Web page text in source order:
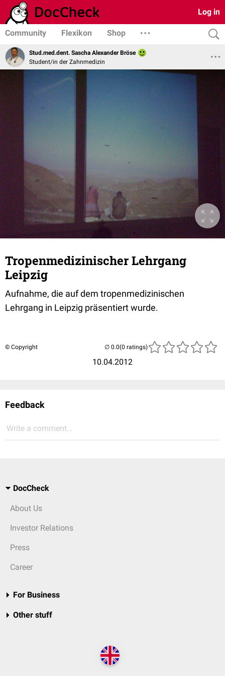
Log in
Community Flexikon Shop
Stud.med.dent. Sascha Alexander Bröse
Student/in der Zahnmedizin
Tropenmedizinischer Lehrgang
Leipzig
Aufnahme, die auf dem tropenmedizinischen
Lehrgang in Leipzig präsentiert wurde.
© Copyright
10.04.2012
(0 ratings)
Feedback
Write a comment...
DocCheck
About Us
Investor Relations
Press
Career
For Business
Other stuff